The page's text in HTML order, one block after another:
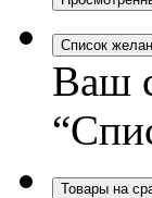
Список
Ваш
Товары на